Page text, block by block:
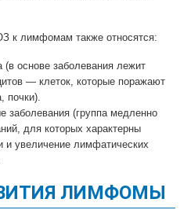
к лимфомам также относятся:
основе заболевания лежит
— клеток, которые поражают
почки).
заболевания (группа медленно
для которых характерны
и увеличение лимфатических
ЛИМФОМЫ